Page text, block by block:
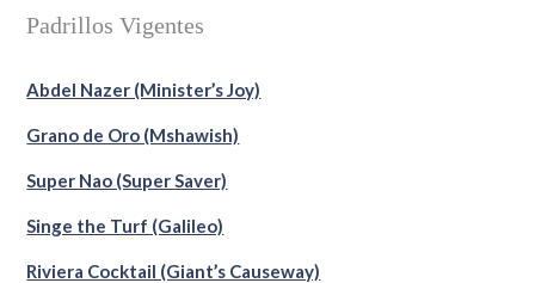
Padrillos Vigentes
Abdel Nazer (Minister’s Joy)
Grano de Oro (Mshawish)
Super Nao (Super Saver)
Singe the Turf (Galileo)
Riviera Cocktail (Giant’s Causeway)